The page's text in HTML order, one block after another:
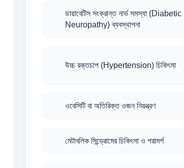
ডায়াবেটিস সংক্রান্ত নার্ভ সমস্যা (Diabetic
Neuropathy) ব্যবস্থাপনা
উচ্চ রক্তচাপ (Hypertension) চিকিৎসা
ওবেসিটি বা অতিরিক্ত ওজন নিয়ন্ত্রণ
মেটাবলিক সিন্ড্রোমের চিকিৎসা ও পরামর্শ